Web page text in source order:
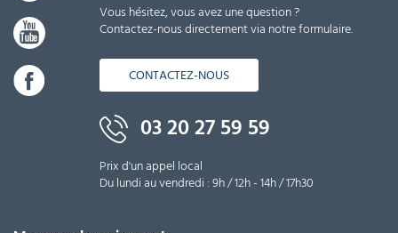
Vous hésitez, vous avez une question ?
Contactez-nous directement via notre formulaire.
CONTACTEZ-NOUS
03 20 27 59 59
Prix d'un appel local
Du lundi au vendredi : 9h / 12h - 14h / 17h30